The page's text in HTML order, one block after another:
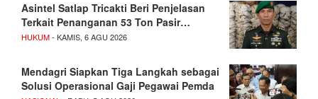
Asintel Satlap Tricakti Beri Penjelasan
Terkait Penanganan 53 Ton Pasir…
HUKUM- KAMIS, 6 AGU 2026
Mendagri Siapkan Tiga Langkah sebagai
Solusi Operasional Gaji Pegawai Pemda